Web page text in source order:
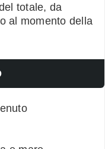
totale, da
al momento della